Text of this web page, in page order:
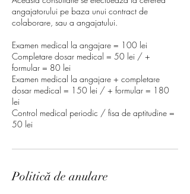
angajatorului pe baza unui contract de
colaborare, sau a angajatului.
Examen medical la angajare = 100 lei
Completare dosar medical = 50 lei / +
formular = 80 lei
Examen medical la angajare + completare
dosar medical = 150 lei / + formular = 180
lei
Control medical periodic / fisa de aptitudine =
Politică de anulare